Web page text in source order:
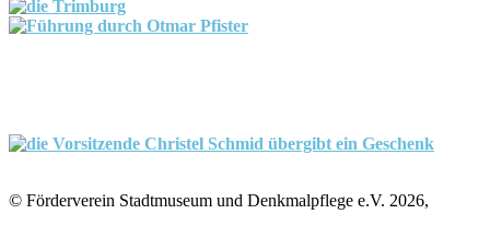
© Förderverein Stadtmuseum und Denkmalpflege e.V. 2026,